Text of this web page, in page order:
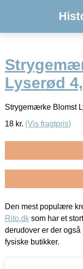
Lyserød
Strygemærke Blomst
18 kr. (Vis fragtpris)
Den mest populære
Rito.dk som har et
derudover er der også
fysiske butikker.